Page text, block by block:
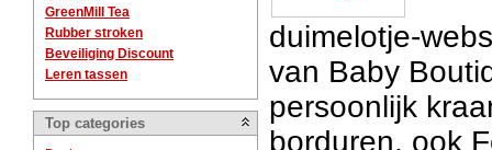
GreenMill Tea
Rubber stroken
Beveiliging Discount
Leren tassen
Top categories
duimelotje-
van Baby
persoonlijk
borduren, ook